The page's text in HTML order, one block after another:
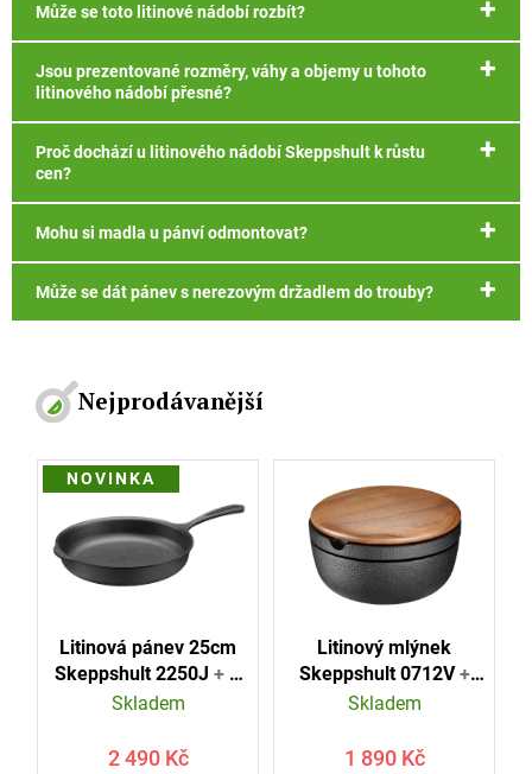
Může se toto litinové nádobí rozbít?
Jsou prezentované rozměry, váhy a objemy u tohoto
litinového nádobí přesné?
Proč dochází u litinového nádobí Skeppshult k růstu
cen?
Mohu si madla u pánví odmontovat?
Může se dát pánev s nerezovým držadlem do trouby?
Nejprodávanější
NOVINKA
Litinová pánev 25cm
Skeppshult 2250J + K
celému nákupu jeden
+ Plátěná taška s
Skladem
2 490 Kč
Litinový mlýnek
Skeppshult 0712V+
Čistící štětec zdarma +
Skeppshult zdarma
Skladem
1 890 Kč